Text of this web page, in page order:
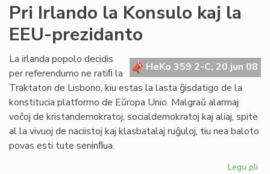
kaj
Pri Irlando la Konsulo kaj la
EEU-prezidanto
HeKo 359 2-C, 20 jun 08
La irlanda popolo decidis
per referendumo ne ratiﬁ la
Traktaton de Lisbono, kiu estas la lasta ĝisdatigo de la
konstitucia platformo de Eŭropa Unio. Malgraŭ alarmaj
voĉoj de kristandemokratoj, socialdemokratoj kaj aliaj, spite
al la vivuoj de naciistoj kaj klasbatalaj ruĝuloj, tiu nea baloto
povas esti tute seninﬂua.
Legu pli